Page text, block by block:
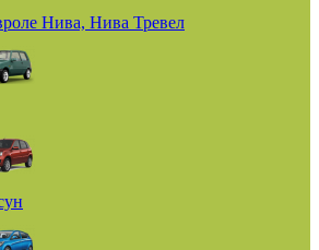
Нива, Нива Тревел